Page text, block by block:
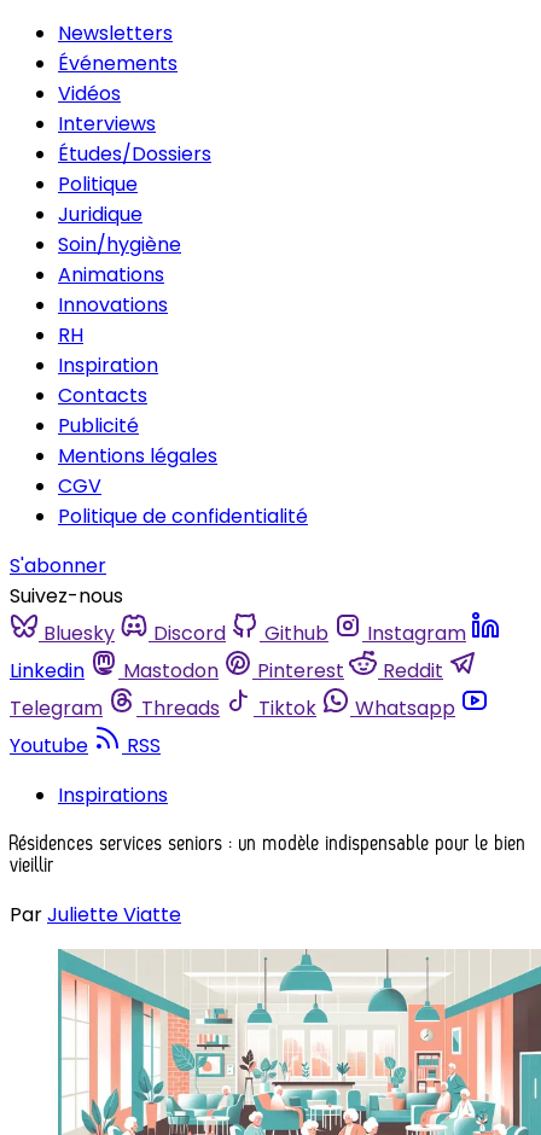
Newsletters
Événements
Vidéos
Interviews
Études/Dossiers
Politique
Juridique
Soin/hygiène
Animations
Innovations
RH
Inspiration
Contacts
Publicité
Mentions légales
CGV
Politique de confidentialité
S'abonner
Suivez-nous
Bluesky
Discord Github
Instagram
Linkedin
Mastodon Pinterest
Reddit
Telegram
Threads Tiktok
Whatsapp
Youtube
RSS
Inspirations
Résidences services seniors : un modèle indispensable pour le bien
vieillir
ParJuliette Viatte